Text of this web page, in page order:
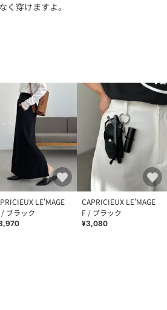
く穿けますよ。
LE'MAGE
ブラック
CAPRICIEUX LE'MAGE
F / ブラック
¥3,080